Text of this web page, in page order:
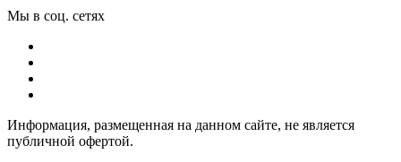
Мы в соц. сетях
Информация, размещенная на данном сайте, не является
публичной офертой.